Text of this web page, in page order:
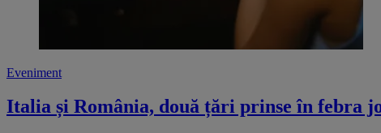
Eveniment
Italia și România, două țări prinse în febra